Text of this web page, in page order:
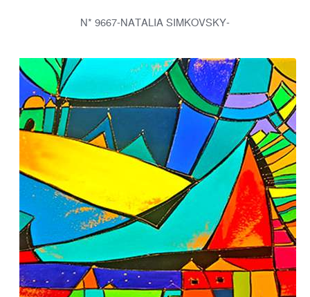
-N* 9667-NATALIA SIMKOVSKY